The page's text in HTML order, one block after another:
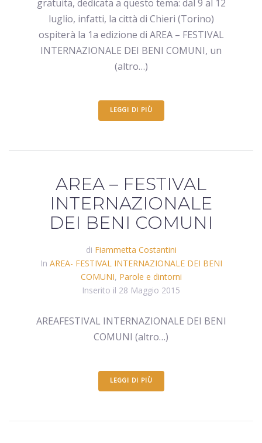
gratuita, dedicata a questo tema: dal 9 al 12
luglio, infatti, la città di Chieri (Torino)
ospiterà la 1a edizione di AREA – FESTIVAL
INTERNAZIONALE DEI BENI COMUNI, un
(altro…)
LEGGI DI PIÙ
AREA – FESTIVAL
INTERNAZIONALE
DEI BENI COMUNI
di Fiammetta Costantini
In AREA- FESTIVAL INTERNAZIONALE DEI BENI
COMUNI, Parole e dintorni
Inserito il 28 Maggio 2015
AREAFESTIVAL INTERNAZIONALE DEI BENI
COMUNI (altro…)
LEGGI DI PIÙ